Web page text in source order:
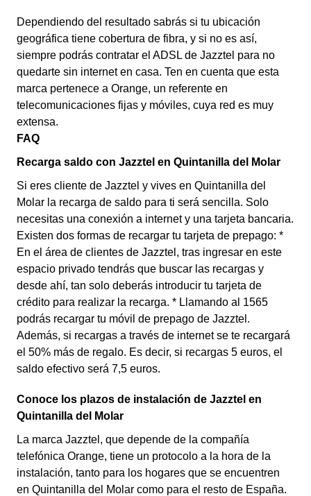
Dependiendo del resultado sabrás si tu ubicación
geográfica tiene cobertura de fibra, y si no es así,
siempre podrás contratar el ADSL de Jazztel para no
quedarte sin internet en casa. Ten en cuenta que esta
marca pertenece a Orange, un referente en
telecomunicaciones fijas y móviles, cuya red es muy
extensa.
FAQ
Recarga saldo con Jazztel en Quintanilla del Molar
Si eres cliente de Jazztel y vives en Quintanilla del
Molar la recarga de saldo para ti será sencilla. Solo
necesitas una conexión a internet y una tarjeta bancaria.
Existen dos formas de recargar tu tarjeta de prepago: *
En el área de clientes de Jazztel, tras ingresar en este
espacio privado tendrás que buscar las recargas y
desde ahí, tan solo deberás introducir tu tarjeta de
crédito para realizar la recarga. * Llamando al 1565
podrás recargar tu móvil de prepago de Jazztel.
Además, si recargas a través de internet se te recargará
el 50% más de regalo. Es decir, si recargas 5 euros, el
saldo efectivo será 7,5 euros.
Conoce los plazos de instalación de Jazztel en
Quintanilla del Molar
La marca Jazztel, que depende de la compañía
telefónica Orange, tiene un protocolo a la hora de la
instalación, tanto para los hogares que se encuentren
en Quintanilla del Molar como para el resto de España.